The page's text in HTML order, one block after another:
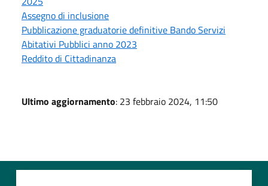
Assegno di inclusione
Pubblicazione graduatorie definitive Bando Servizi
Abitativi Pubblici anno 2023
Reddito di Cittadinanza
Ultimo aggiornamento: 23 febbraio 2024, 11:50